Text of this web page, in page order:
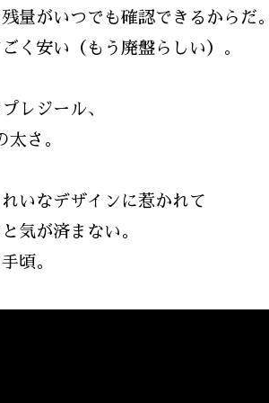
量がいつでも確認できるからだ
く安い（もう廃盤らしい）。
レジール、
太さ。
いなデザインに惹かれて
気が済まない。
頃。